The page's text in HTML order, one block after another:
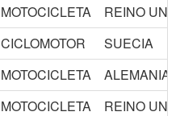
MOTOCICLETA
REINO
CICLOMOTOR
SUECIA
MOTOCICLETA
ALEMANIA
MOTOCICLETA
REINO